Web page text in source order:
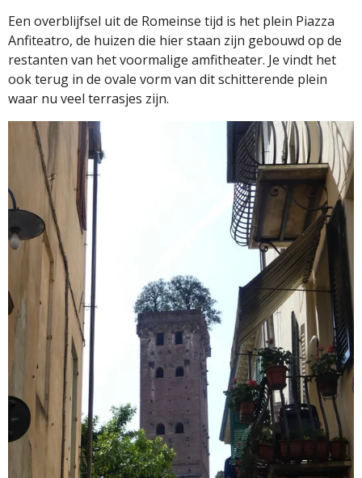
Een overblijfsel uit de Romeinse tijd is het plein Piazza
Anfiteatro, de huizen die hier staan zijn gebouwd op de
restanten van het voormalige amfitheater. Je vindt het
ook terug in de ovale vorm van dit schitterende plein
waar nu veel terrasjes zijn.